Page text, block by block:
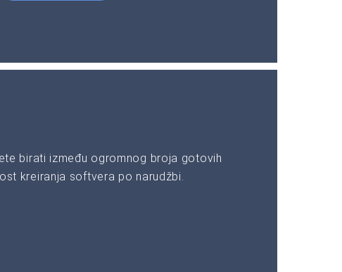
birati između ogromnog broja gotovih
kreiranja softvera po narudžbi.